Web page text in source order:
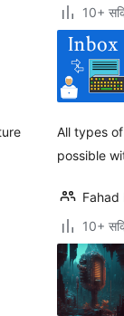
10+
All types
possible
Fahad
10+